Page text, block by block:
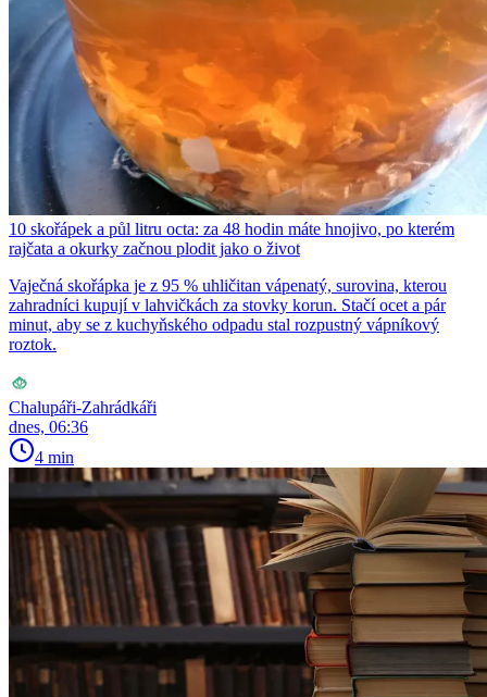
10 skořápek a půl litru octa: za 48 hodin máte hnojivo, po kterém
rajčata a okurky začnou plodit jako o život
Vaječná skořápka je z 95 % uhličitan vápenatý, surovina, kterou
zahradníci kupují v lahvičkách za stovky korun. Stačí ocet a pár
minut, aby se z kuchyňského odpadu stal rozpustný vápníkový
roztok.
Chalupáři-Zahrádkáři
dnes, 06:36
4 min